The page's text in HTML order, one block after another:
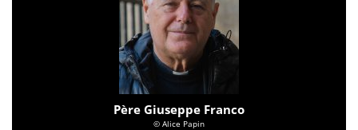
Père Giuseppe Franco
© Alice Papin